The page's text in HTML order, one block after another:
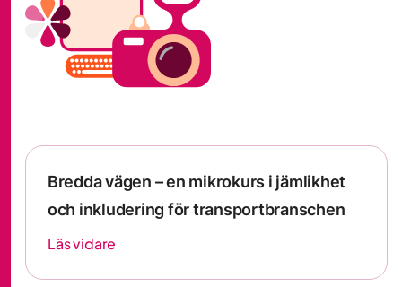
Bredda vägen – en mikrokurs i jämlikhet
och inkludering för transportbranschen
Läs vidare